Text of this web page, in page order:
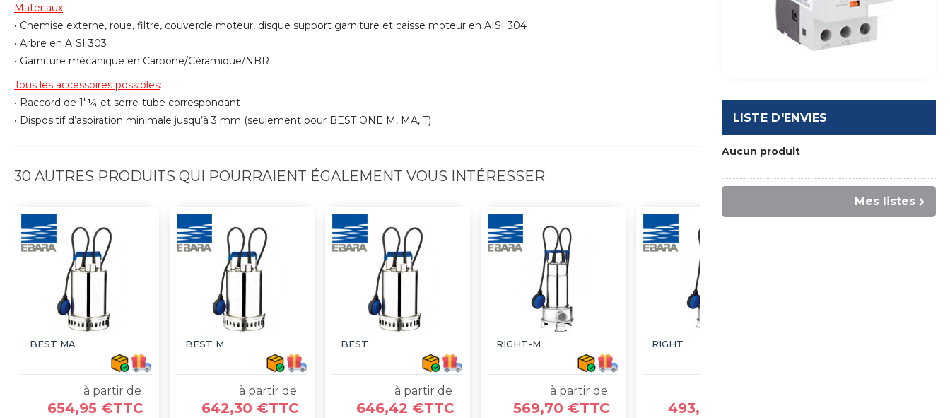
Matériaux:
• Chemise externe, roue, filtre, couvercle moteur, disque support garniture et caisse moteur en AISI 304
• Arbre en AISI 303
• Garniture mécanique en Carbone/Céramique/NBR
Tous les accessoires possibles:
• Raccord de 1"¼ et serre-tube correspondant
• Dispositif d’aspiration minimale jusqu’à 3 mm (seulement pour BEST ONE M, MA, T)
30 AUTRES PRODUITS QUI POURRAIENT ÉGALEMENT VOUS INTÉRESSER
BEST MA
à partir de
654,95 €TTC
BEST M
à partir de
642,30 €TTC
BEST
à partir de
646,42 €TTC
RIGHT-M
à partir de
569,70 €TTC
RIGHT
493,68 €TTC
LISTE D'ENVIES
Aucun produit
Mes listes